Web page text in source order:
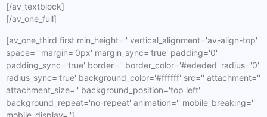
[/av_textblock]
[/av_one_full]
[av_one_third first min_height='' vertical_alignment='av-align-top'
space='' margin='0px' margin_sync='true' padding='0'
padding_sync='true' border='' border_color='#ededed' radius='0'
radius_sync='true' background_color='#ffffff' src='' attachment=''
attachment_size='' background_position='top left'
background_repeat='no-repeat' animation='' mobile_breaking=''
mobile_display='']